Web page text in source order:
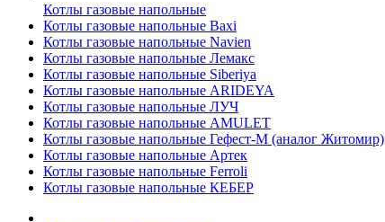
Котлы газовые напольные
Котлы газовые напольные Baxi
Котлы газовые напольные Navien
Котлы газовые напольные Лемакс
Котлы газовые напольные Siberiya
Котлы газовые напольные ARIDEYA
Котлы газовые напольные ЛУЧ
Котлы газовые напольные AMULET
Котлы газовые напольные Гефест-М (аналог Житомир)
Котлы газовые напольные Артек
Котлы газовые напольные Ferroli
Котлы газовые напольные КЕБЕР